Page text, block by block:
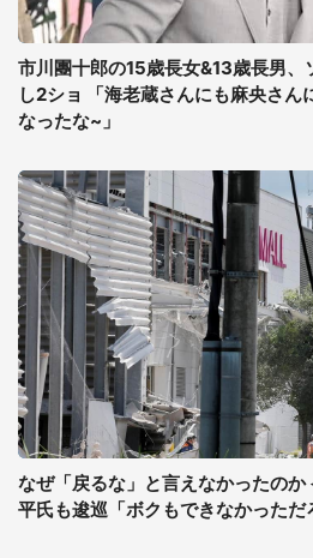
市川團十郎の15歳長女&13歳長男、
し2ショ 「海老蔵さんにも麻央さん
なったな~」
なぜ「戻るな」と言えなかったの
平氏も逡巡「ボクもできなかっただ